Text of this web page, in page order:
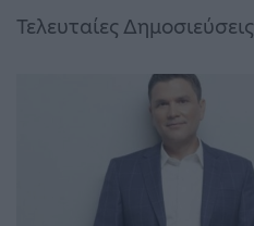
Τελευταίες Δημοσιεύσεις